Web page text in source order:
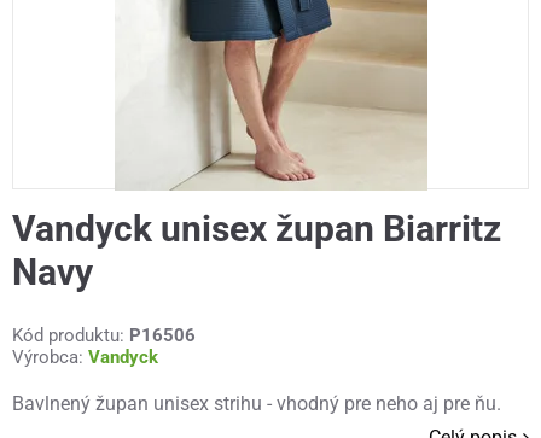
Vandyck unisex župan Biarritz
Navy
Kód produktu: P16506
Výrobca: Vandyck
Bavlnený župan unisex strihu - vhodný pre neho aj pre ňu.